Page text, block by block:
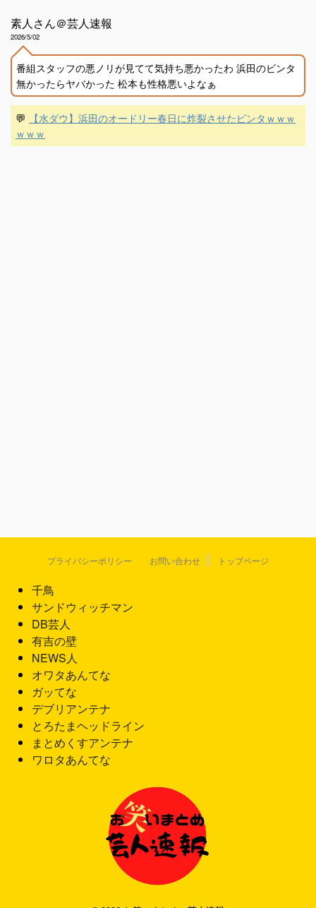
素人さん＠芸人速報
2026/5/02
番組スタッフの悪ノリが見てて気持ち悪かったわ 浜田のビンタ
無かったらヤバかった 松本も性格悪いよなぁ
💬
【水ダウ】浜田のオードリー春日に炸裂させたビンタｗｗｗ
ｗｗｗ
プライバシーポリシー お問い合わせ トップページ
千鳥
サンドウィッチマン
DB芸人
有吉の壁
NEWS人
オワタあんてな
ガッてな
デブリアンテナ
とろたまヘッドライン
まとめくすアンテナ
ワロタあんてな